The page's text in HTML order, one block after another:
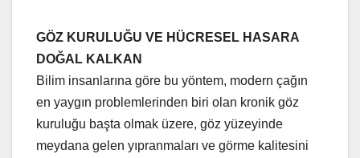
GÖZ KURULUĞU VE HÜCRESEL HASARA
DOĞAL KALKAN
Bilim insanlarına göre bu yöntem, modern çağın
en yaygın problemlerinden biri olan kronik göz
kuruluğu başta olmak üzere, göz yüzeyinde
meydana gelen yıpranmaları ve görme kalitesini